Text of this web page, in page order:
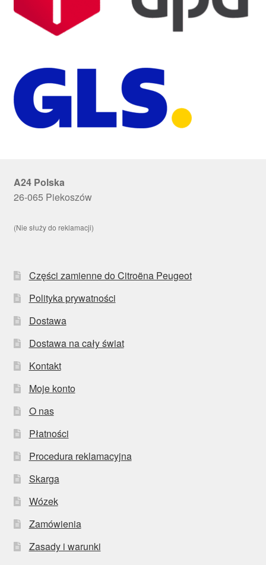
A24 Polska
26-065 Piekoszów
(Nie służy do reklamacji)
Części zamienne do Citroëna Peugeot
Polityka prywatności
Dostawa
Dostawa na cały świat
Kontakt
Moje konto
O nas
Płatności
Procedura reklamacyjna
Skarga
Wózek
Zamówienia
Zasady i warunki